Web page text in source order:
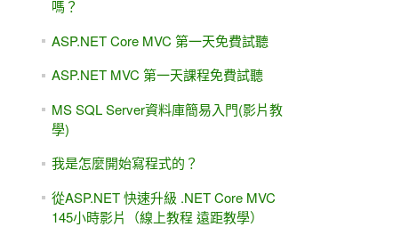
嗎？
ASP.NET Core MVC 第一天免費試聽
ASP.NET MVC 第一天課程免費試聽
MS SQL Server資料庫簡易入門(影片教
學)
我是怎麼開始寫程式的？
從ASP.NET 快速升級 .NET Core MVC
145小時影片（線上教程 遠距教學）